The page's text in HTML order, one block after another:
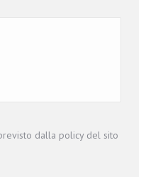
dalla policy del sito